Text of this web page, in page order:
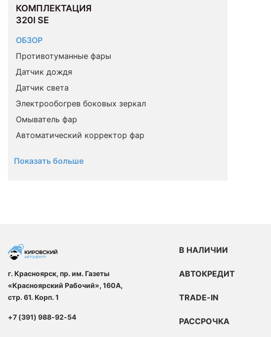
КОМПЛЕКТАЦИЯ
320I SE
ОБЗОР
Противотуманные фары
Датчик дождя
Датчик света
Электрообогрев боковых зеркал
Омыватель фар
Автоматический корректор фар
Показать больше
г. Красноярск, пр. им. Газеты
«Красноярский Рабочий», 160А,
стр. 61. Корп. 1
+7 (391) 988-92-54
В НАЛИЧИИ
АВТОКРЕДИТ
TRADE-IN
РАССРОЧКА